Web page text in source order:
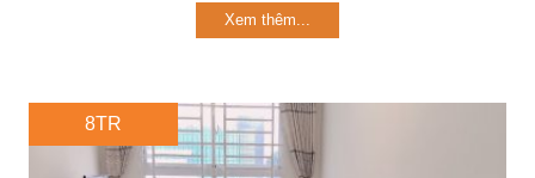
Xem thêm...
8TR